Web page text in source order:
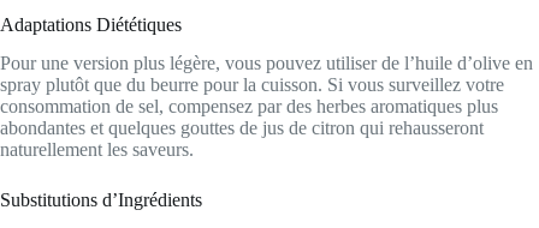
Adaptations Diététiques
Pour une version plus légère, vous pouvez utiliser de l’huile d’olive en
spray plutôt que du beurre pour la cuisson. Si vous surveillez votre
consommation de sel, compensez par des herbes aromatiques plus
abondantes et quelques gouttes de jus de citron qui rehausseront
naturellement les saveurs.
Substitutions d’Ingrédients